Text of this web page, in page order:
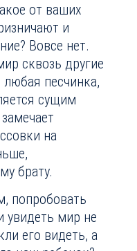
от ваших
и
Вовсе нет.
сквозь другие
песчинка,
сущим
на
брату.
попробовать
увидеть мир не
его видеть, а